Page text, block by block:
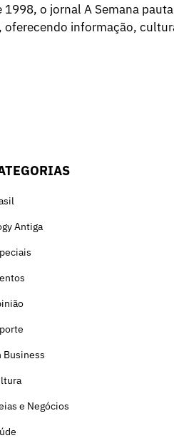
1998, o jornal A Semana
informação,
Antiga
Business
e Negócios